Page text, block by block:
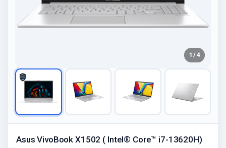
1 / 4
Asus VivoBook X1502 ( Intel® Core™ i7-13620H)